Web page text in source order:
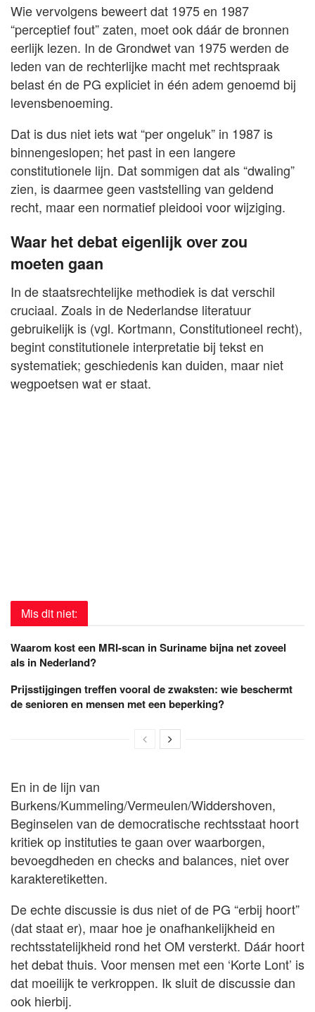
Wie vervolgens beweert dat 1975 en 1987
“perceptief fout” zaten, moet ook dáár de bronnen
eerlijk lezen. In de Grondwet van 1975 werden de
leden van de rechterlijke macht met rechtspraak
belast én de PG expliciet in één adem genoemd bij
levensbenoeming.
Dat is dus niet iets wat “per ongeluk” in 1987 is
binnengeslopen; het past in een langere
constitutionele lijn. Dat sommigen dat als “dwaling”
zien, is daarmee geen vaststelling van geldend
recht, maar een normatief pleidooi voor wijziging.
Waar het debat eigenlijk over zou
moeten gaan
In de staatsrechtelijke methodiek is dat verschil
cruciaal. Zoals in de Nederlandse literatuur
gebruikelijk is (vgl. Kortmann, Constitutioneel recht),
begint constitutionele interpretatie bij tekst en
systematiek; geschiedenis kan duiden, maar niet
wegpoetsen wat er staat.
Mis dit niet:
Waarom kost een MRI-scan in Suriname bijna net zoveel
als in Nederland?
Prijsstijgingen treffen vooral de zwaksten: wie beschermt
de senioren en mensen met een beperking?
En in de lijn van
Burkens/Kummeling/Vermeulen/Widdershoven,
Beginselen van de democratische rechtsstaat hoort
kritiek op instituties te gaan over waarborgen,
bevoegdheden en checks and balances, niet over
karakteretiketten.
De echte discussie is dus niet of de PG “erbij hoort”
(dat staat er), maar hoe je onafhankelijkheid en
rechtsstatelijkheid rond het OM versterkt. Dáár hoort
het debat thuis. Voor mensen met een ‘Korte Lont’ is
dat moeilijk te verkroppen. Ik sluit de discussie dan
ook hierbij.